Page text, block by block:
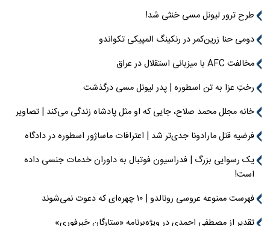
طرح ترور لیونل مسی خنثی شد!
دومی حنا زرین‌کمر در رنکینگ المپیکی تکواندو
مخالفت AFC با میزبانی استقلال در عراق
رختِ عزا به تن اسطوره | پدر لیونل مسی درگذشت
خانه مجلل محمد صلاح، جایی که او مثل پادشاه زندگی می‌کند | تصاویر
فرضیه قتل مارادونا جدی‌تر شد | اعترافات ماساژور اسطوره در دادگاه
یک رسوایی بزرگ | فدراسیون فوتبال به داوران خدمات جنسی داده
است!
فهرست ممنوعه عروسی رونالدو | ۱۰ چهره‌ای که دعوت نمی‌شوند
تقدیر از مصطفی احمدی در ویژه‌برنامه «ستارگان خبرفوری»